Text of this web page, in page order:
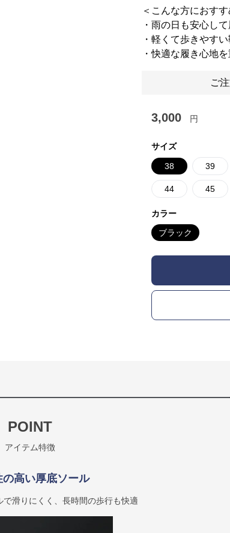
＜こんな方におすす
・雨の日も安心し
・軽くて歩きやすい
・快適な履き心地を
ご
3,000 円
サイズ
38 39
44 45
カラー
ブラック
POINT
アイテム特徴
の高い厚底ソール
滑りにくく、長時間の歩行も快適